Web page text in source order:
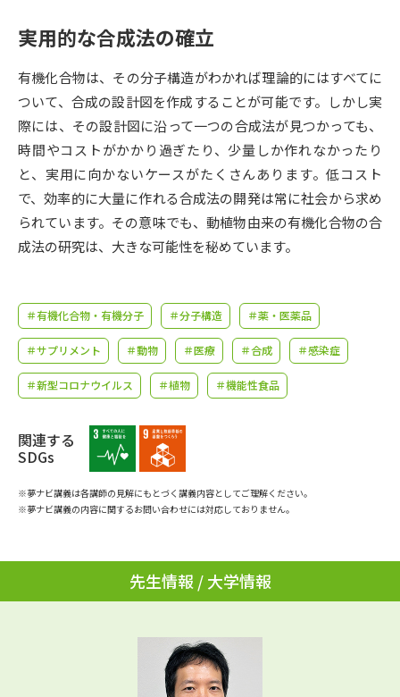
新生活お役立ちガイド
学問発見 学問検索
大学で学びたい学問発見
学問のミニ講義「夢ナビ講義」 学問分野解説
学問の教科書 夢ナビライブ
ユーザーサポート
Ｑ＆Ａ よくあるご質問
資料の料金の
お支払いについて
受付内容・発送状況の確認
テレメール進学カタログ
訂正のご案内
実用的な合成法の確立
有機化合物は、その分子構造がわかれば理論的にはすべてに
ついて、合成の設計図を作成することが可能です。しかし実
際には、その設計図に沿って一つの合成法が見つかっても、
時間やコストがかかり過ぎたり、少量しか作れなかったり
と、実用に向かないケースがたくさんあります。低コスト
で、効率的に大量に作れる合成法の開発は常に社会から求め
られています。その意味でも、動植物由来の有機化合物の合
成法の研究は、大きな可能性を秘めています。
＃有機化合物・有機分子 ＃分子構造 ＃薬・医薬品
＃サプリメント ＃動物 ＃医療 ＃合成 ＃感染症
＃新型コロナウイルス ＃植物 ＃機能性食品
関連する
SDGs
※夢ナビ講義は各講師の見解にもとづく講義内容としてご理解ください。
※夢ナビ講義の内容に関するお問い合わせには対応しておりません。
先生情報 / 大学情報